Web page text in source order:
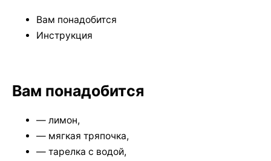
Вам понадобится
Инструкция
Вам понадобится
— лимон,
— мягкая тряпочка,
— тарелка с водой,